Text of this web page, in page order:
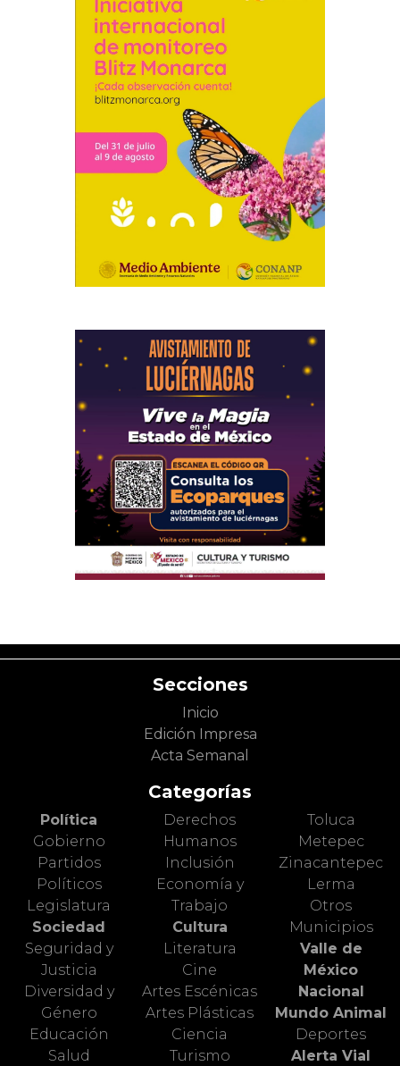
Secciones
Inicio
Edición Impresa
Acta Semanal
Categorías
Política
Gobierno
Partidos
Políticos
Legislatura
Sociedad
Seguridad y
Justicia
Diversidad y
Género
Educación
Salud
Derechos
Humanos
Inclusión
Economía y
Trabajo
Cultura
Literatura
Cine
Artes Escénicas
Artes Plásticas
Ciencia
Turismo
Toluca
Metepec
Zinacantepec
Lerma
Otros
Municipios
Valle de
México
Nacional
Mundo Animal
Deportes
Alerta Vial